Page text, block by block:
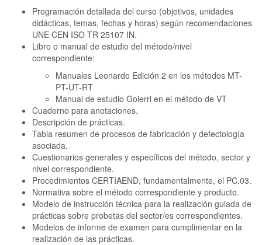
Programación detallada del curso (objetivos, unidades
didácticas, temas, fechas y horas) según recomendaciones
UNE CEN ISO TR 25107 IN.
Libro o manual de estudio del método/nivel
correspondiente:
Manuales Leonardo Edición 2 en los métodos MT-
PT-UT-RT
Manual de estudio Goierri en el método de VT
Cuaderno para anotaciones.
Descripción de prácticas.
Tabla resumen de procesos de fabricación y defectología
asociada.
Cuestionarios generales y específicos del método, sector y
nivel correspondiente.
Procedimientos CERTIAEND, fundamentalmente, el PC.03.
Normativa sobre el método correspondiente y producto.
Modelo de instrucción técnica para la realización guiada de
prácticas sobre probetas del sector/es correspondientes.
Modelos de informe de examen para cumplimentar en la
realización de las prácticas.